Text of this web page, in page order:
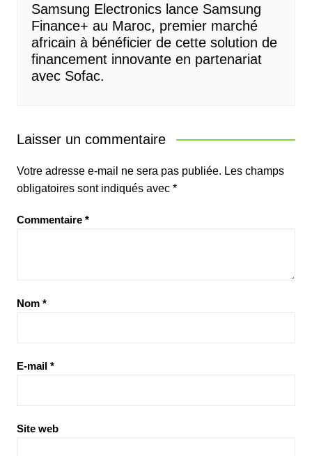
Samsung Electronics lance Samsung
Finance+ au Maroc, premier marché
africain à bénéficier de cette solution de
financement innovante en partenariat
avec Sofac.
Laisser un commentaire
Votre adresse e-mail ne sera pas publiée. Les champs
obligatoires sont indiqués avec *
Commentaire *
Nom *
E-mail *
Site web